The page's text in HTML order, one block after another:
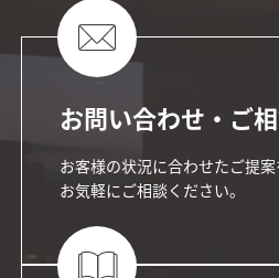
お問い合わせ・ご
お客様の状況に合わせたご提
お気軽にご相談ください。